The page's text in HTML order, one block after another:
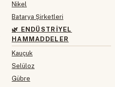
Nikel
Batarya Şirketleri
🌿 ENDÜSTRIYEL
HAMMADDELER
Kauçuk
Selüloz
Gübre